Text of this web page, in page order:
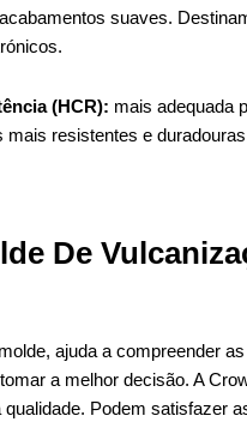
suaves.
(HCR): mais adequada
resistentes e
De
ajuda a compreender
a melhor decisão. A
Podem satisfazer